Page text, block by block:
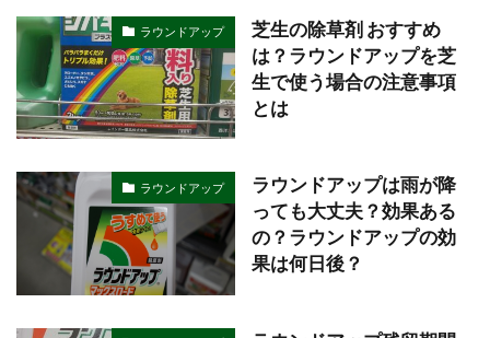
ラウンドアップ
芝生の除草剤 おすすめ
は？ラウンドアップを芝
生で使う場合の注意事項
とは
ラウンドアップ
ラウンドアップは雨が降
っても大丈夫？効果ある
の？ラウンドアップの効
果は何日後？